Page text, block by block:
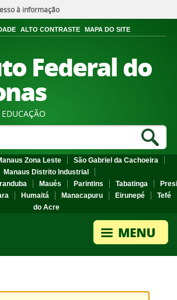
à informação
ALTO CONTRASTE MAPA DO SITE
Federal do
Zona Leste
São Gabriel da Cachoeira
Manaus Distrito Industrial
Iranduba Maués Parintins Tabatinga
Humaitá Manacapuru Eirunepé
Tefé
do Acre